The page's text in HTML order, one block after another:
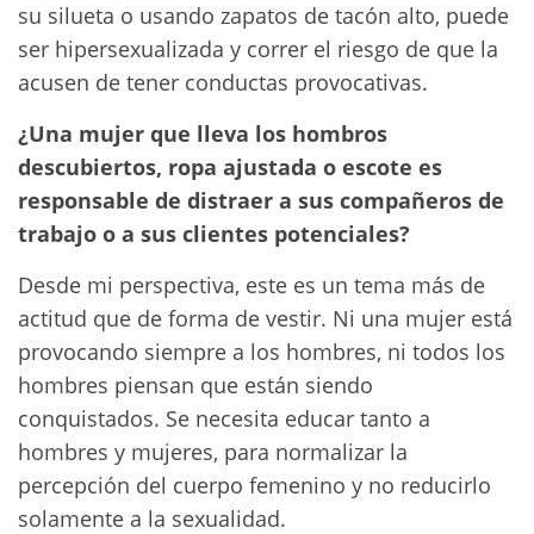
su silueta o usando zapatos de tacón alto, puede
ser hipersexualizada y correr el riesgo de que la
acusen de tener conductas provocativas.
¿Una mujer que lleva los hombros
descubiertos, ropa ajustada o escote es
responsable de distraer a sus compañeros de
trabajo o a sus clientes potenciales?
Desde mi perspectiva, este es un tema más de
actitud que de forma de vestir. Ni una mujer está
provocando siempre a los hombres, ni todos los
hombres piensan que están siendo
conquistados. Se necesita educar tanto a
hombres y mujeres, para normalizar la
percepción del cuerpo femenino y no reducirlo
solamente a la sexualidad.